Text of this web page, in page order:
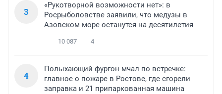
3
«Рукотворной возможности нет»: в
Росрыболовстве заявили, что медузы в
Азовском море останутся на десятилетия
10 087 4
4
Полыхающий фургон мчал по встречке:
главное о пожаре в Ростове, где сгорели
заправка и 21 припаркованная машина